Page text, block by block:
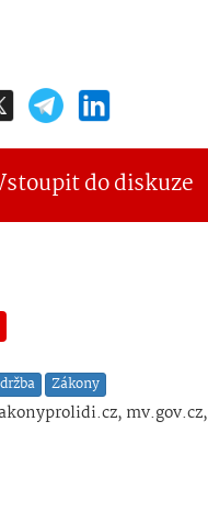
do diskuze
Zákony
mv.gov.cz,